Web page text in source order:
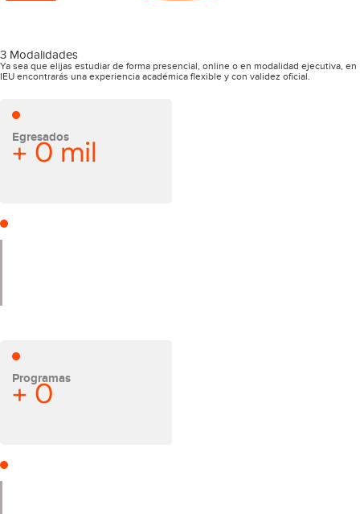
3 Modalidades
Ya sea que elijas estudiar de forma presencial, online o en modalidad ejecutiva, en
IEU encontrarás una experiencia académica flexible y con validez oficial.
Egresados
+ 0 mil
Programas
+ 0